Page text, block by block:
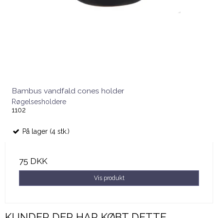
Bambus vandfald cones holder
Røgelsesholdere
1102
På lager (4 stk.)
75 DKK
Vis produkt